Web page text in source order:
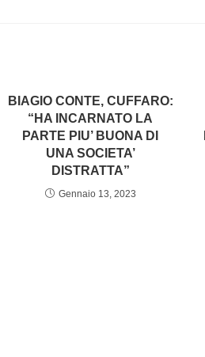
BIAGIO CONTE, CUFFARO:
“HA INCARNATO LA
PARTE PIU’ BUONA DI
UNA SOCIETA’
DISTRATTA”
Gennaio 13, 2023